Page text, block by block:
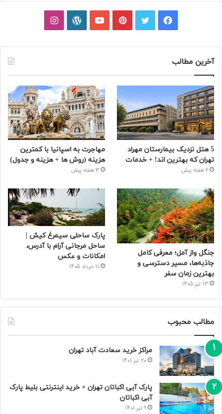
فیسبوکتوییترپینتریستیوتیوبوردپرساینستاگرام
آخرین مطالب
5 هتل نزدیک بیمارستان مهراد
تهران که بهترین‌ اند! + خدمات
2 هفته پیش
مهاجرت به اسپانیا با کمترین
هزینه (روش ها + هزینه و جدول)
3 هفته پیش
جنگل واز آمل؛ معرفی کامل
جاذبه‌ها، مسیر دسترسی و
بهترین زمان سفر
13 تیر 1405
پارک ساحلی سیمرغ کیش |
ساحل مرجانی آرام با آدرس،
امکانات و عکس
11 خرداد 1405
مطالب محبوب
مراکز خرید سعادت‌ آباد تهران
20 تیر 1401
پارک آبی اکباتان تهران + خرید اینترنتی بلیط پارک
آبی اکباتان
9 تیر 1401